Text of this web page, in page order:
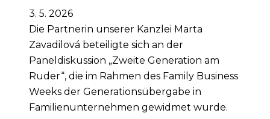
3. 5. 2026
Die Partnerin unserer Kanzlei Marta
Zavadilová beteiligte sich an der
Paneldiskussion „Zweite Generation am
Ruder“, die im Rahmen des Family Business
Weeks der Generationsübergabe in
Familienunternehmen gewidmet wurde.